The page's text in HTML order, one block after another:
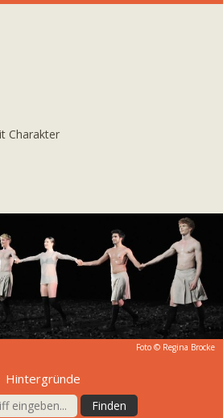
Charakter
Foto © Regina Brocke
Hintergründe